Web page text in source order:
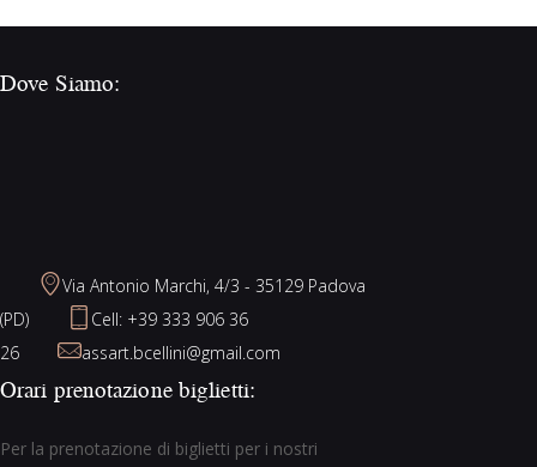
Dove Siamo:
Via Antonio Marchi, 4/3 - 35129 Padova
(PD)
Cell: +39 333 906 36
26
assart.bcellini@gmail.com
Orari prenotazione biglietti:
Per la prenotazione di biglietti per i nostri